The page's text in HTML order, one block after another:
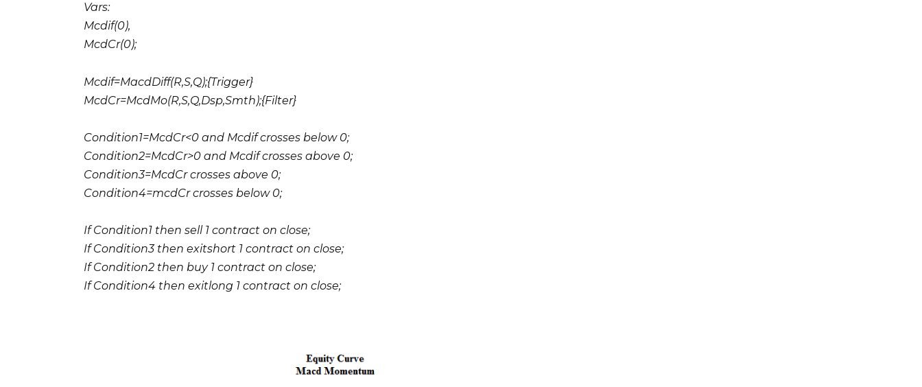
Vars:
Mcdif(0),
McdCr(0);
Mcdif=MacdDiff(R,S,Q);{Trigger}
McdCr=McdMo(R,S,Q,Dsp,Smth);{Filter}
Condition1=McdCr<0 and Mcdif crosses below 0;
Condition2=McdCr>0 and Mcdif crosses above 0;
Condition3=McdCr crosses above 0;
Condition4=mcdCr crosses below 0;
If Condition1 then sell 1 contract on close;
If Condition3 then exitshort 1 contract on close;
If Condition2 then buy 1 contract on close;
If Condition4 then exitlong 1 contract on close;